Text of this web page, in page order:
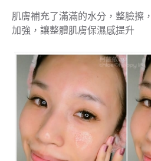
肌膚補充了滿滿的水分，整臉擦
加強，讓整體肌膚保濕感提升